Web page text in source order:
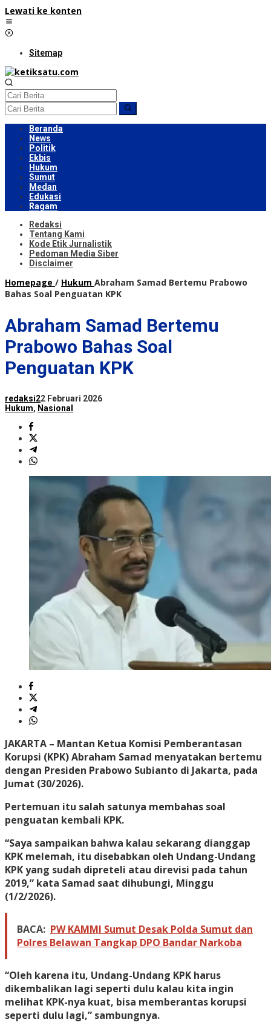
Lewati ke konten
Sitemap
Beranda
News
Politik
Ekbis
Hukum
Sumut
Medan
Edukasi
Ragam
Redaksi
Tentang Kami
Kode Etik Jurnalistik
Pedoman Media Siber
Disclaimer
Homepage / Hukum Abraham Samad Bertemu Prabowo
Bahas Soal Penguatan KPK
Abraham Samad Bertemu
Prabowo Bahas Soal
Penguatan KPK
redaksi22 Februari 2026
Hukum, Nasional
JAKARTA – Mantan Ketua Komisi Pemberantasan
Korupsi (KPK) Abraham Samad menyatakan bertemu
dengan Presiden Prabowo Subianto di Jakarta, pada
Jumat (30/2026).
Pertemuan itu salah satunya membahas soal
penguatan kembali KPK.
“Saya sampaikan bahwa kalau sekarang dianggap
KPK melemah, itu disebabkan oleh Undang-Undang
KPK yang sudah dipreteli atau direvisi pada tahun
2019,” kata Samad saat dihubungi, Minggu
(1/2/2026).
BACA: PW KAMMI Sumut Desak Polda Sumut dan
Polres Belawan Tangkap DPO Bandar Narkoba
“Oleh karena itu, Undang-Undang KPK harus
dikembalikan lagi seperti dulu kalau kita ingin
melihat KPK-nya kuat, bisa memberantas korupsi
seperti dulu lagi,” sambungnya.